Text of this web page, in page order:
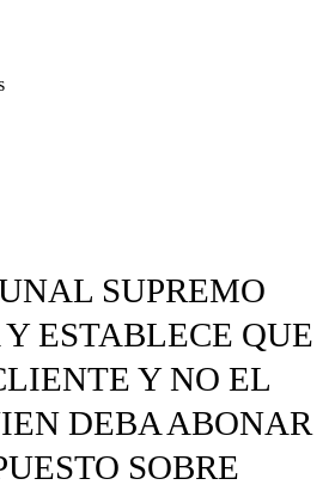
SUPREMO
ESTABLECE QUE
Y NO EL
DEBA ABONAR
SOBRE